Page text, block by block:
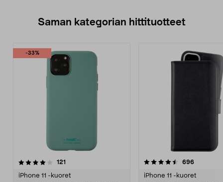
Saman kategorian hittituotteet
-33%
121
iPhone 11 -kuoret
4.5 viidestä
696arvostelut
iPhone 11 -kuoret
4.5 viidestä